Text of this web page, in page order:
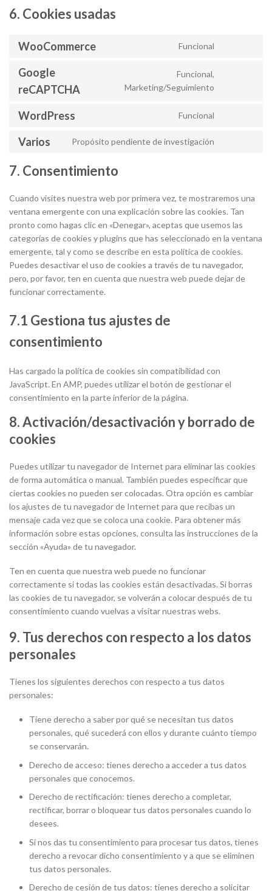
6. Cookies usadas
WooCommerce Funcional
Google
reCAPTCHA
Funcional,
Marketing/Seguimiento
WordPress Funcional
Varios Propósito pendiente de investigación
7. Consentimiento
Cuando visites nuestra web por primera vez, te mostraremos una
ventana emergente con una explicación sobre las cookies. Tan
pronto como hagas clic en «Denegar», aceptas que usemos las
categorías de cookies y plugins que has seleccionado en la ventana
emergente, tal y como se describe en esta política de cookies.
Puedes desactivar el uso de cookies a través de tu navegador,
pero, por favor, ten en cuenta que nuestra web puede dejar de
funcionar correctamente.
7.1 Gestiona tus ajustes de
consentimiento
Has cargado la política de cookies sin compatibilidad con
JavaScript. En AMP, puedes utilizar el botón de gestionar el
consentimiento en la parte inferior de la página.
8. Activación/desactivación y borrado de
cookies
Puedes utilizar tu navegador de Internet para eliminar las cookies
de forma automática o manual. También puedes especificar que
ciertas cookies no pueden ser colocadas. Otra opción es cambiar
los ajustes de tu navegador de Internet para que recibas un
mensaje cada vez que se coloca una cookie. Para obtener más
información sobre estas opciones, consulta las instrucciones de la
sección «Ayuda» de tu navegador.
Ten en cuenta que nuestra web puede no funcionar
correctamente si todas las cookies están desactivadas. Si borras
las cookies de tu navegador, se volverán a colocar después de tu
consentimiento cuando vuelvas a visitar nuestras webs.
9. Tus derechos con respecto a los datos
personales
Tienes los siguientes derechos con respecto a tus datos
personales:
Tiene derecho a saber por qué se necesitan tus datos
personales, qué sucederá con ellos y durante cuánto tiempo
se conservarán.
Derecho de acceso: tienes derecho a acceder a tus datos
personales que conocemos.
Derecho de rectificación: tienes derecho a completar,
rectificar, borrar o bloquear tus datos personales cuando lo
desees.
Si nos das tu consentimiento para procesar tus datos, tienes
derecho a revocar dicho consentimiento y a que se eliminen
tus datos personales.
Derecho de cesión de tus datos: tienes derecho a solicitar